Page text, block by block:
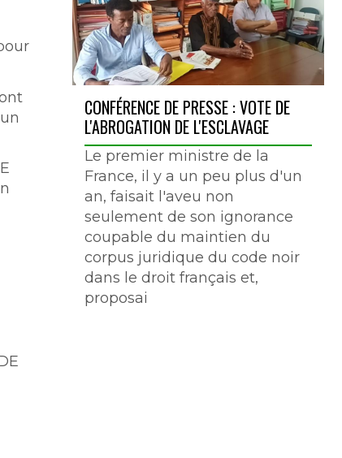
CONFÉRENCE DE PRESSE : VOTE DE
L'ABROGATION DE L'ESCLAVAGE
Le premier ministre de la
France, il y a un peu plus d'un
an, faisait l'aveu non
seulement de son ignorance
coupable du maintien du
corpus juridique du code noir
dans le droit français et,
proposai